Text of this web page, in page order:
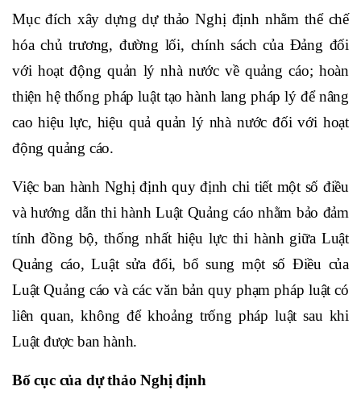
Mục đích xây dựng dự thảo Nghị định nhằm thể chế
hóa chủ trương, đường lối, chính sách của Đảng đối
với hoạt động quản lý nhà nước về quảng cáo; hoàn
thiện hệ thống pháp luật tạo hành lang pháp lý để nâng
cao hiệu lực, hiệu quả quản lý nhà nước đối với hoạt
động quảng cáo.
Việc ban hành Nghị định quy định chi tiết một số điều
và hướng dẫn thi hành Luật Quảng cáo nhằm bảo đảm
tính đồng bộ, thống nhất hiệu lực thi hành giữa Luật
Quảng cáo, Luật sửa đổi, bổ sung một số Điều của
Luật Quảng cáo và các văn bản quy phạm pháp luật có
liên quan, không để khoảng trống pháp luật sau khi
Luật được ban hành.
Bố cục của dự thảo Nghị định